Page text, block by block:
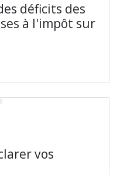
déficits des
à l'impôt sur
vos